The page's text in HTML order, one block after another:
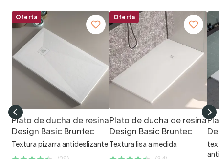
Oferta
Plato de ducha de resina
Design Basic Bruntec
Textura pizarra antideslizante
Oferta
Plato de ducha de resina
Design Basic Bruntec
Textura lisa a medida